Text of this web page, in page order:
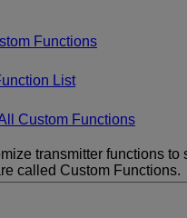
Functions
List
Custom Functions
transmitter functions
called Custom Functions.